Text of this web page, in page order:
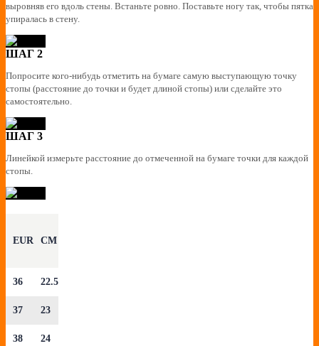
выровняв его вдоль стены. Встаньте ровно. Поставьте ногу так, чтобы пятка
упиралась в стену.
EUR CM
36 22.5
37 23
38 24
ШАГ 2
Попросите кого-нибудь отметить на бумаге самую выступающую точку
стопы (расстояние до точки и будет длиной стопы) или сделайте это
самостоятельно.
ШАГ 3
Линейкой измерьте расстояние до отмеченной на бумаге точки для каждой
стопы.